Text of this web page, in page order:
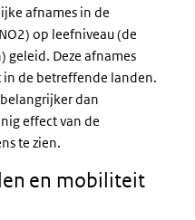
afnames in de
op leefniveau (de
geleid. Deze afnames
de betreffende landen.
dan
effect van de
te zien.
en mobiliteit